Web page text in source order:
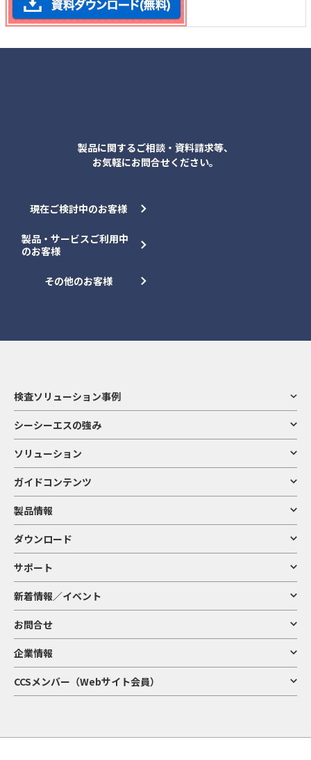
製品に関するご相談・資料請求等、
お気軽にお問合せください。
現在ご検討中のお客様
製品・サービスご利用中
のお客様
その他のお客様
検査ソリューション事例
シーシーエスの強み
ソリューション
ガイドコンテンツ
製品情報
ダウンロード
サポート
新着情報／イベント
お問合せ
企業情報
CCSメンバー（Webサイト会員）